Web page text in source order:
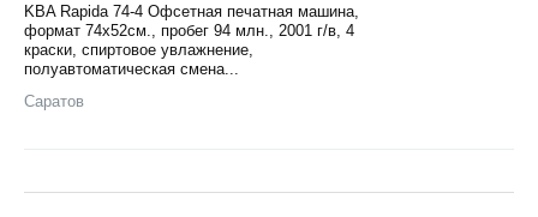
KBA Rapida 74-4 Офсетная печатная машина,
формат 74х52см., пробег 94 млн., 2001 г/в, 4
краски, спиртовое увлажнение,
полуавтоматическая смена...
Саратов